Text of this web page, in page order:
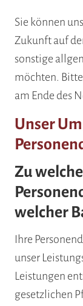
Sie können
Zukunft auf
sonstige
möchten.
am Ende des
Unser
Zu
welcher
Ihre
unser
Leistungen
gesetzlichen